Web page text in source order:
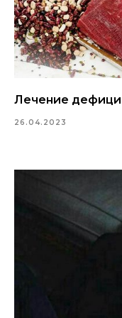
Лечение
26.04.2023